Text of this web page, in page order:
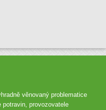
věnovaný problematice
potravin, provozovatele